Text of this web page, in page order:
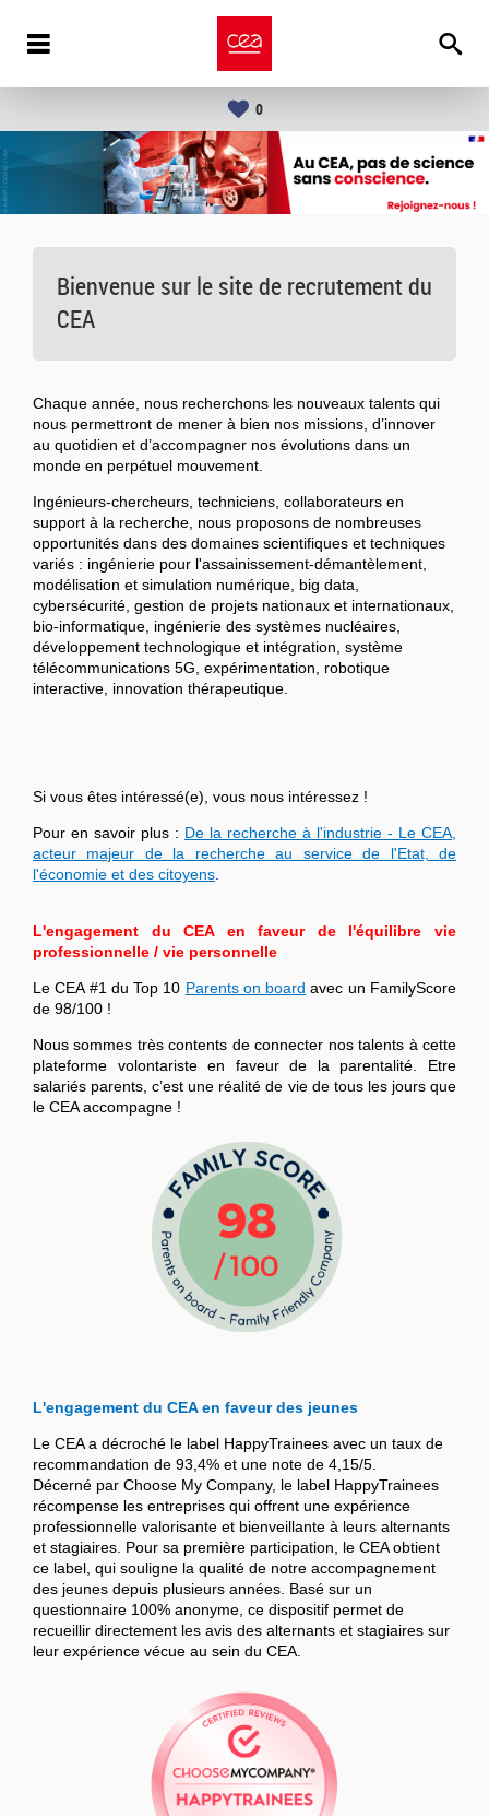
0
Bienvenue sur le site de recrutement du
CEA
Chaque année, nous recherchons les nouveaux talents qui
nous permettront de mener à bien nos missions, d’innover
au quotidien et d’accompagner nos évolutions dans un
monde en perpétuel mouvement.
Ingénieurs-chercheurs, techniciens, collaborateurs en
support à la recherche, nous proposons de nombreuses
opportunités dans des domaines scientifiques et techniques
variés : ingénierie pour l'assainissement-démantèlement,
modélisation et simulation numérique, big data,
cybersécurité, gestion de projets nationaux et internationaux,
bio-informatique, ingénierie des systèmes nucléaires,
développement technologique et intégration, système
télécommunications 5G, expérimentation, robotique
interactive, innovation thérapeutique.
Si vous êtes intéressé(e), vous nous intéressez !
Pour en savoir plus : De la recherche à l'industrie - Le CEA,
acteur majeur de la recherche au service de l'Etat, de
l'économie et des citoyens
L'engagement du CEA en faveur de l'équilibre vie
professionnelle / vie personnelle
Le CEA #1 du Top 10 Parents on board avec un FamilyScore
de 98/100 !
Nous sommes très contents de connecter nos talents à cette
plateforme volontariste en faveur de la parentalité. Etre
salariés parents, c’est une réalité de vie de tous les jours que
le CEA accompagne !
L'engagement du CEA en faveur des jeunes
Le CEA a décroché le label HappyTrainees avec un taux de
recommandation de 93,4% et une note de 4,15/5.
Décerné par Choose My Company, le label HappyTrainees
récompense les entreprises qui offrent une expérience
professionnelle valorisante et bienveillante à leurs alternants
et stagiaires. Pour sa première participation, le CEA obtient
ce label, qui souligne la qualité de notre accompagnement
des jeunes depuis plusieurs années. Basé sur un
questionnaire 100% anonyme, ce dispositif permet de
recueillir directement les avis des alternants et stagiaires sur
leur expérience vécue au sein du CEA.